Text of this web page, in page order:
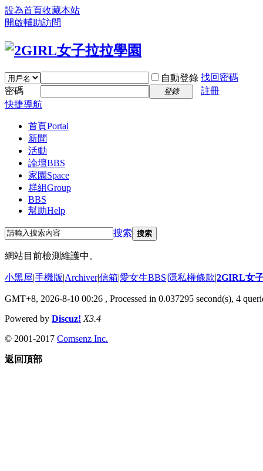
設為首頁收藏本站
開啟輔助訪問
自動登錄 找回密碼
密碼
登錄
註冊
快捷導航
首頁Portal
新聞
活動
論壇BBS
家園 Space
群組Group
BBS
幫助Help
搜索 搜索
網站目前檢測維護中。
小黑屋|手機版|Archiver|信箱|愛女生BBS|隱私權條款|2GIRL女
GMT+8, 2026-8-10 00:26 , Processed in 0.037295 second(s), 4
Powered by Discuz! X3.4
© 2001-2017 Comsenz Inc.
返回頂部